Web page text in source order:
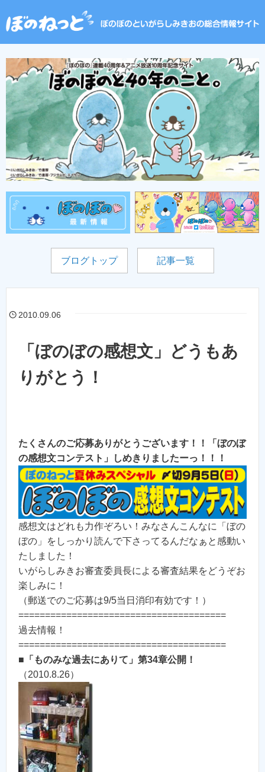
ブログトップ 記事一覧
2010.09.06
「ぼのぼの感想文」どうもあ
りがとう！
たくさんのご応募ありがとうございます！！「ぼのぼ
の感想文コンテスト」しめきりましたーっ！！！
感想文はどれも力作ぞろい！みなさんこんなに「ぼの
ぼの」をしっかり読んで下さってるんだなぁと感動い
たしました！
いがらしみきお審査委員長による審査結果をどうぞお
楽しみに！
（郵送でのご応募は9/5当日消印有効です！）
=======================================
過去情報！
=======================================
■ 「ものみな過去にありて」第34章公開！
（2010.8.26）